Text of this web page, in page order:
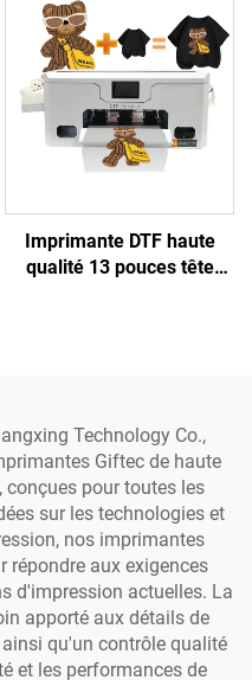
boîte en plastique, papier
artistique, brochure,
magazine, impression en
une seule passe
Imprimante DTF haute
qualité 13 pouces tête
Technology Co.,
Giftec de haute
pour toutes les
sur les technologies et
nos imprimantes
répondre aux exigences
d'impression actuelles. La
apporté aux détails de
qu'un contrôle qualité
et les performances de